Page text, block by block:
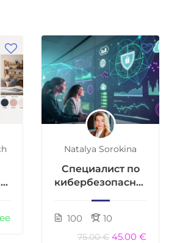
Natalya Sorokina
Специалист по
кибербезопасности
профессия GRC /
Risk / Privacy
100 10
75.00 € 45.00 €